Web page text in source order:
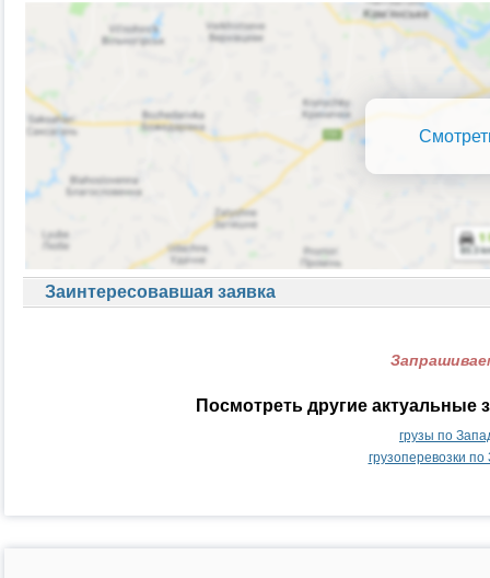
Заинтересовавшая заявка
Посмотреть другие актуальные
грузы по
грузоперевозки